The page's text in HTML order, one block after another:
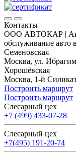
Контакты
ООО АВТОКАР |
обслуживание авто
Семеновская
Москва, ул.
Хорошёвская
Москва, 1-й
Построить маршрут
Построить маршрут
Слесарный цех
+7 (499) 433-07-28
Слесарный цех
+7(495) 191-20-74